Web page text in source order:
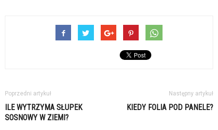
Poprzedni artykuł
ILE WYTRZYMA SŁUPEK
SOSNOWY W ZIEMI?
Następny artykuł
KIEDY FOLIA POD PANELE?